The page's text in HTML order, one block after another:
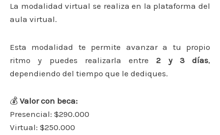
La modalidad virtual se realiza en la plataforma del
aula virtual.
Esta modalidad te permite avanzar a tu propio
ritmo y puedes realizarla entre2 y 3 días,
dependiendo del tiempo que le dediques.
💰 Valor con beca:
Presencial: $290.000
Virtual: $250.000